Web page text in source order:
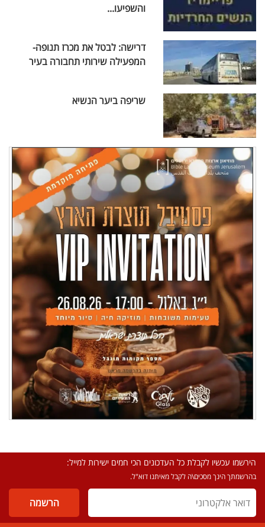
והשפיעו...
דרישה: לבטל את מכרז תנופה-
המפעילה שירותי תחבורה בעיר
שריפה ביער הנשיא
הירשמו עכשיו לקבלת כל העדכונים הכי חמים ישירות למייל:
בהרשמתך הינך מסכים\ה לקבל מאיתנו דוא"ל.